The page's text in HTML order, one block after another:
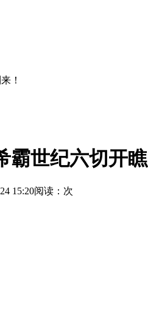
！
霸世纪六切开瞧
15:20阅读： 次